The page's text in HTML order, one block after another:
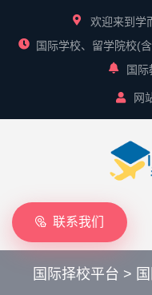
欢迎来到学
国际学校、留学院校(
国际
网
联系我们
国际择校平台 >